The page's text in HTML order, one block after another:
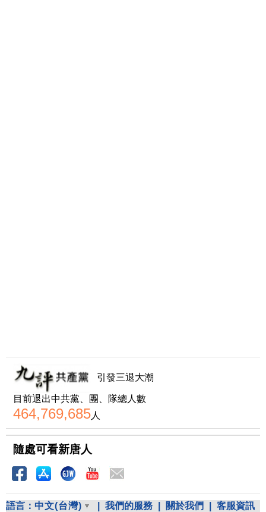
引發三退大潮
目前退出中共黨、團、隊總人數
464,769,685人
隨處可看新唐人
語言： 中文(台灣) 我們的服務 關於我們 客服資訊